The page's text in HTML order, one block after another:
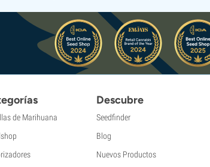
de Marihuana
Descubre
Seedfinder
Blog
Nuevos Productos